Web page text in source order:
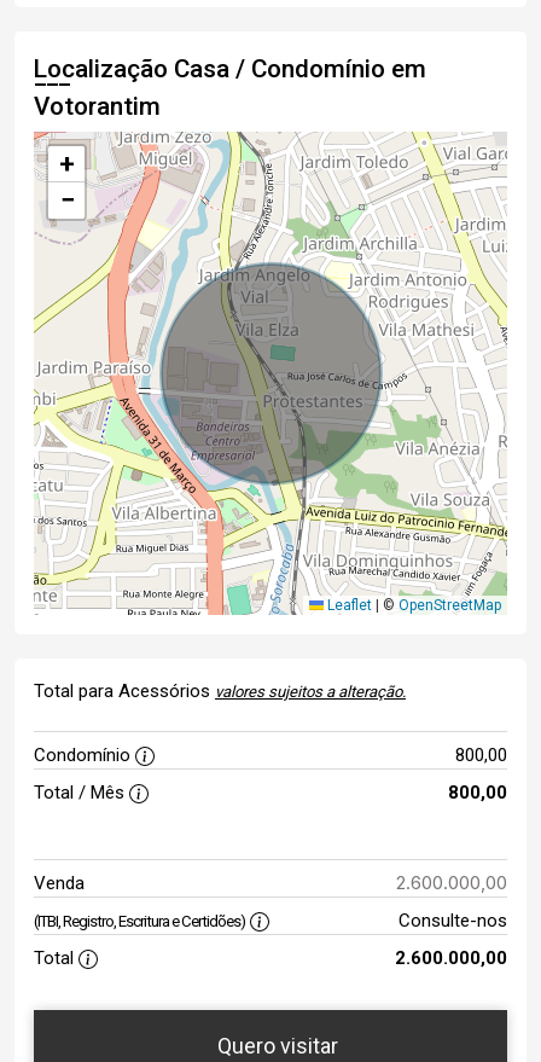
Localização Casa / Condomínio em
Votorantim
+
−
Leaflet © OpenStreetMap
Total para Acessórios valores sujeitos a alteração.
Condomínio
800,00
Total / Mês
800,00
Venda 2.600.000,00
(ITBI, Registro, Escritura e Certidões)
Consulte-nos
Total
2.600.000,00
Quero visitar